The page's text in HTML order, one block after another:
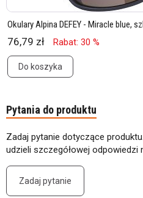
Okulary Alpina DEFEY - Miracle blue,
76,79 zł Rabat: 30 %
Do koszyka
Pytania do produktu
Zadaj pytanie dotyczące
udzieli szczegółowej odpowiedzi
Zadaj pytanie